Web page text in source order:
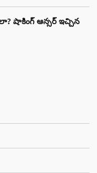
షాకింగ్ ఆన్సర్ ఇచ్చిన